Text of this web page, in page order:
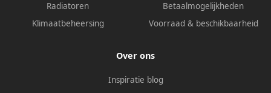
Radiatoren
Klimaatbeheersing
Betaalmogelijkheden
Voorraad & beschikbaarheid
Over ons
Inspiratie blog